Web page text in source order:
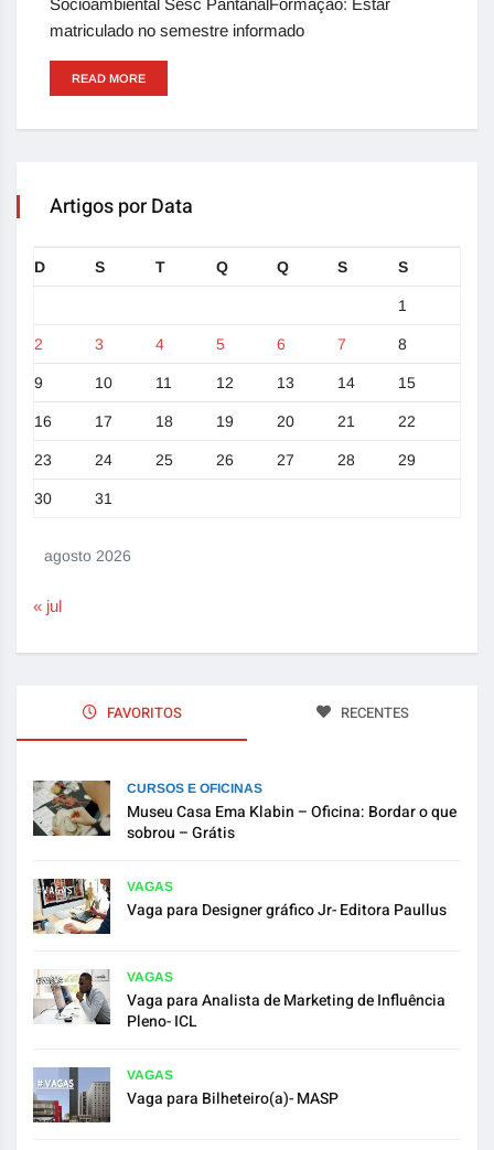
matriculado no semestre informado
READ MORE
Artigos por Data
agosto 2026
D S T Q Q S S
1
2 3 4 5 6 7 8
9 10 11 12 13 14 15
16 17 18 19 20 21 22
23 24 25 26 27 28 29
30 31
« jul
FAVORITOS RECENTES
CURSOS E OFICINAS
Museu Casa Ema Klabin – Oficina: Bordar o que
sobrou – Grátis
VAGAS
Vaga para Designer gráfico Jr- Editora Paullus
VAGAS
Vaga para Analista de Marketing de Influência
Pleno- ICL
VAGAS
Vaga para Bilheteiro(a)- MASP